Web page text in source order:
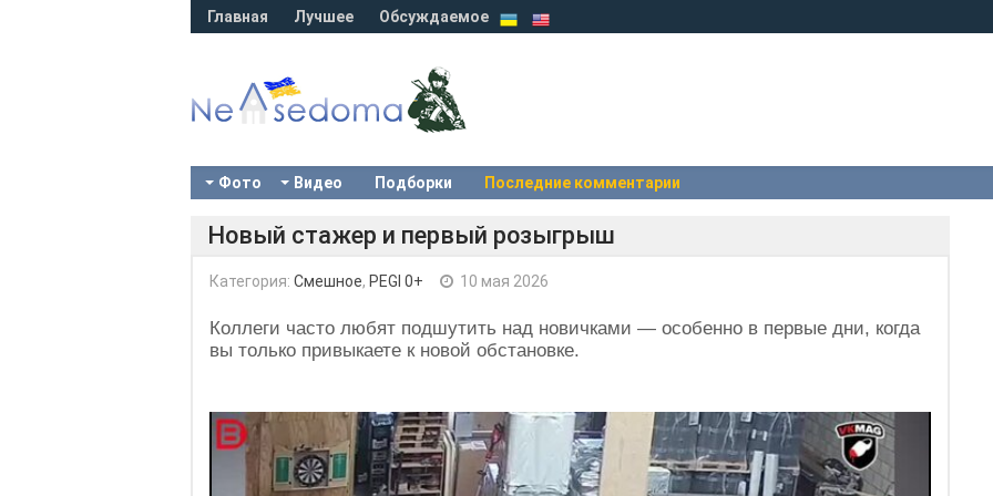
Главная Лучшее Обсуждаемое
Фото Видео Подборки Последние комментарии
Новый стажер и первый розыгрыш
Категория: Смешное, PEGI 0+ 10 мая 2026
Коллеги часто любят подшутить над новичками — особенно в первые дни, когда
вы только привыкаете к новой обстановке.
Video
Player